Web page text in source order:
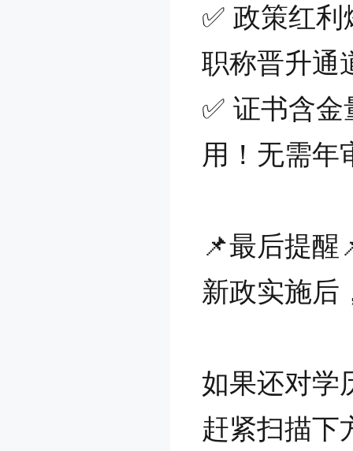
✅ 政策红
职称晋升通
✅ 证书含
用！无需年
📌最后提醒
新政实施后
如果还对学
赶紧扫描下